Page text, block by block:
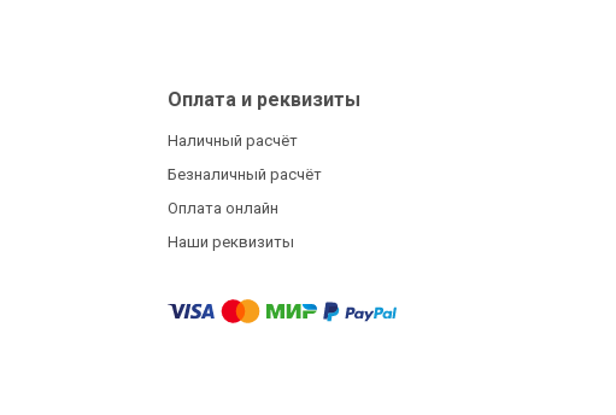
Оплата и реквизиты
Наличный расчёт
Безналичный расчёт
Оплата онлайн
Наши реквизиты